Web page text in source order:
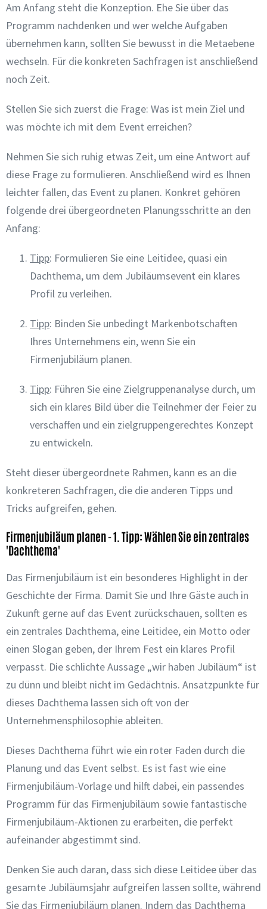
Am Anfang steht die Konzeption. Ehe Sie über das
Programm nachdenken und wer welche Aufgaben
übernehmen kann, sollten Sie bewusst in die Metaebene
wechseln. Für die konkreten Sachfragen ist anschließend
noch Zeit.
Stellen Sie sich zuerst die Frage: Was ist mein Ziel und
was möchte ich mit dem Event erreichen?
Nehmen Sie sich ruhig etwas Zeit, um eine Antwort auf
diese Frage zu formulieren. Anschließend wird es Ihnen
leichter fallen, das Event zu planen. Konkret gehören
folgende drei übergeordneten Planungsschritte an den
Anfang:
Tipp: Formulieren Sie eine Leitidee, quasi ein
Dachthema, um dem Jubiläumsevent ein klares
Profil zu verleihen.
Tipp: Binden Sie unbedingt Markenbotschaften
Ihres Unternehmens ein, wenn Sie ein
Firmenjubiläum planen.
Tipp: Führen Sie eine Zielgruppenanalyse durch, um
sich ein klares Bild über die Teilnehmer der Feier zu
verschaffen und ein zielgruppengerechtes Konzept
zu entwickeln.
Steht dieser übergeordnete Rahmen, kann es an die
konkreteren Sachfragen, die die anderen Tipps und
Tricks aufgreifen, gehen.
Firmenjubiläum planen - 1. Tipp: Wählen Sie ein zentrales
'Dachthema'
Das Firmenjubiläum ist ein besonderes Highlight in der
Geschichte der Firma. Damit Sie und Ihre Gäste auch in
Zukunft gerne auf das Event zurückschauen, sollten es
ein zentrales Dachthema, eine Leitidee, ein Motto oder
einen Slogan geben, der Ihrem Fest ein klares Profil
verpasst. Die schlichte Aussage „wir haben Jubiläum“ ist
zu dünn und bleibt nicht im Gedächtnis. Ansatzpunkte für
dieses Dachthema lassen sich oft von der
Unternehmensphilosophie ableiten.
Dieses Dachthema führt wie ein roter Faden durch die
Planung und das Event selbst. Es ist fast wie eine
Firmenjubiläum-Vorlage und hilft dabei, ein passendes
Programm für das Firmenjubiläum sowie fantastische
Firmenjubiläum-Aktionen zu erarbeiten, die perfekt
aufeinander abgestimmt sind.
Denken Sie auch daran, dass sich diese Leitidee über das
gesamte Jubiläumsjahr aufgreifen lassen sollte, während
Sie das Firmenjubiläum planen. Indem das Dachthema